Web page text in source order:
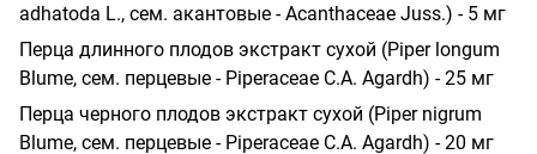
adhatoda L., сем. акантовые - Acanthaceae Juss.) - 5 мг
Перца длинного плодов экстракт сухой (Piper longum
Blume, сем. перцевые - Piperaceae С.А. Agardh) - 25 мг
Перца черного плодов экстракт сухой (Piper nigrum
Blume, сем. перцевые - Piperaceae С.А. Agardh) - 20 мг